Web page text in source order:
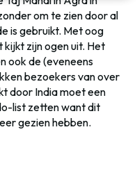
om te zien door al
is gebruikt. Met oog
zijn ogen uit. Het
ook de (eveneens
bezoekers van over
door India moet een
list zetten want dit
gezien hebben.